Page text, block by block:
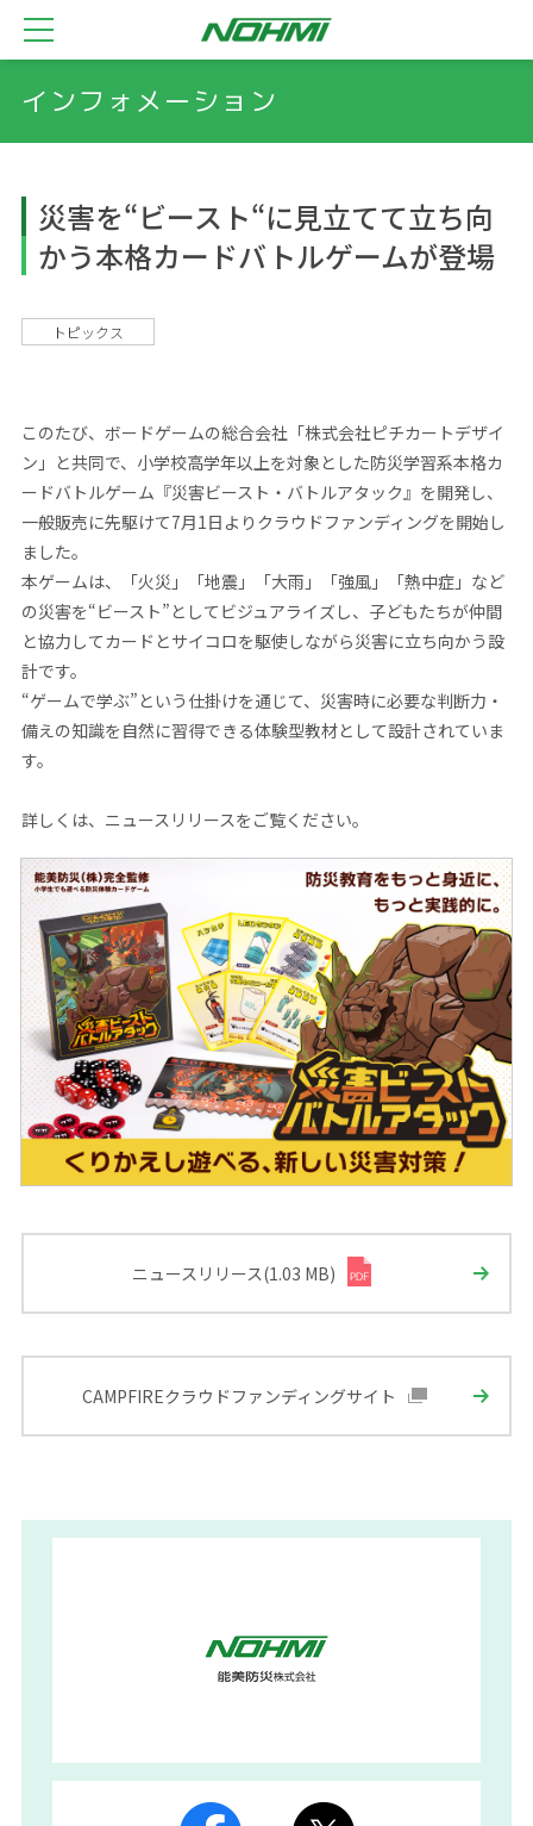
インフォメーション
災害を“ビースト“に見立てて立ち向
かう本格カードバトルゲームが登場
トピックス
このたび、ボードゲームの総合会社「株式会社ピチカートデザイ
ン」と共同で、小学校高学年以上を対象とした防災学習系本格カ
ードバトルゲーム『災害ビースト・バトルアタック』を開発し、
一般販売に先駆けて7月1日よりクラウドファンディングを開始し
ました。
本ゲームは、「火災」「地震」「大雨」「強風」「熱中症」など
の災害を“ビースト”としてビジュアライズし、子どもたちが仲間
と協力してカードとサイコロを駆使しながら災害に立ち向かう設
計です。
“ゲームで学ぶ”という仕掛けを通じて、災害時に必要な判断力・
備えの知識を自然に習得できる体験型教材として設計されていま
す。
詳しくは、ニュースリリースをご覧ください。
ニュースリリース(1.03 MB)
CAMPFIREクラウドファンディングサイト